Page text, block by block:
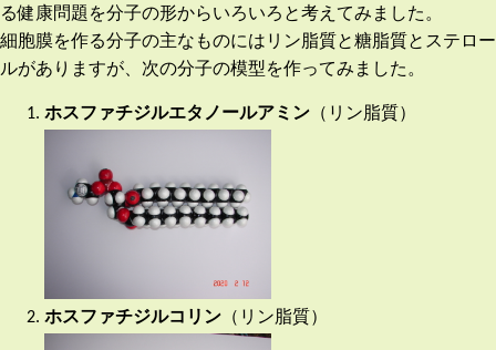
る健康問題を分子の形からいろいろと考えてみました。
細胞膜を作る分子の主なものにはリン脂質と糖脂質とステロー
ルがありますが、次の分子の模型を作ってみました。
ホスファチジルエタノールアミン （リン脂質）
ホスファチジルコリン （リン脂質）